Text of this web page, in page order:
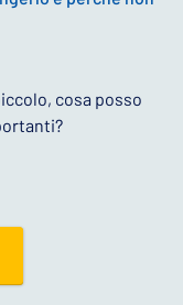
cosa posso